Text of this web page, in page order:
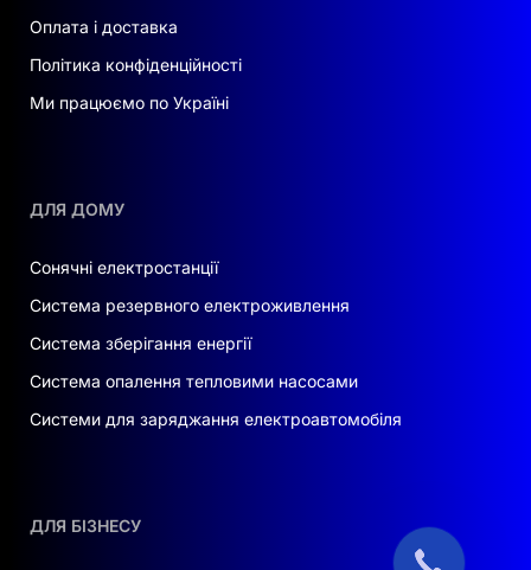
Оплата і доставка
Політика конфіденційності
Ми працюємо по Україні
ДЛЯ ДОМУ
Сонячні електростанції
Система резервного електроживлення
Система зберігання енергії
Система опалення тепловими насосами
Системи для заряджання електроавтомобіля
ДЛЯ БІЗНЕСУ